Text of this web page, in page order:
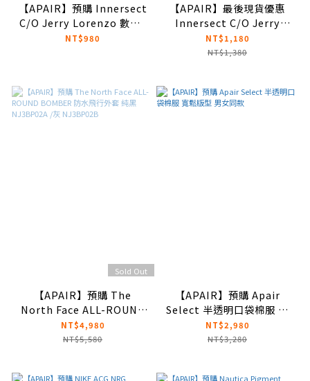
【APAIR】預購 Innersect
C/O Jerry Lorenzo 數字3
三生萬物 大學T 五色
NT$980
【APAIR】最後現貨優惠
Innersect C/O Jerry
Lorenzo 數字3 三生萬物 帽
t 六色 Essentials平替款
NT$1,180
NT$1,380
Sold Out
【APAIR】預購 The
North Face ALL-ROUND
BOMBER 防水飛行外套 純
黑 NJ3BP02A /灰
NT$4,980
NT$5,580
【APAIR】預購 Apair
Select 半透明口袋棉服 寬
鬆版型 男女同款
NT$2,980
NT$3,280